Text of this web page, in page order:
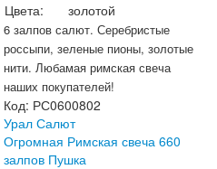
Цвета:
золотой
6 залпов салют. Серебристые
россыпи, зеленые пионы, золотые
нити. Любамая римская свеча
наших покупателей!
Код: РС0600802
Урал Салют
Огромная Римская свеча 660
залпов Пушка